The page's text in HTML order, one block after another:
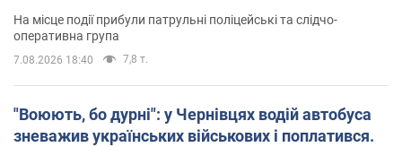
На місце події прибули патрульні поліцейські та слідчо-
оперативна група
7.08.2026 18:40 7,8 т.
"Воюють, бо дурні": у Чернівцях водій автобуса
зневажив українських військових і поплатився.